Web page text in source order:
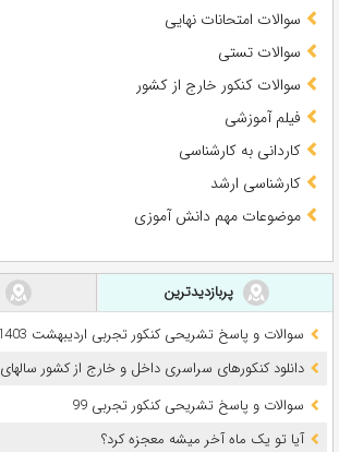
سوالات امتحانات نهایی
سوالات تستی
سوالات کنکور خارج از کشور
فیلم آموزشی
کاردانی به کارشناسی
کارشناسی ارشد
موضوعات مهم دانش آموزی
پربازدیدترین
سوالات و پاسخ تشریحی کنکور تجربی اردیبهشت 1403 (نوبت اول)
دانلود کنکورهای سراسری داخل و خارج از کشور سالهای 1381 تا 1405
سوالات و پاسخ تشریحی کنکور تجربی 99
آیا تو یک ماه آخر میشه معجزه کرد؟